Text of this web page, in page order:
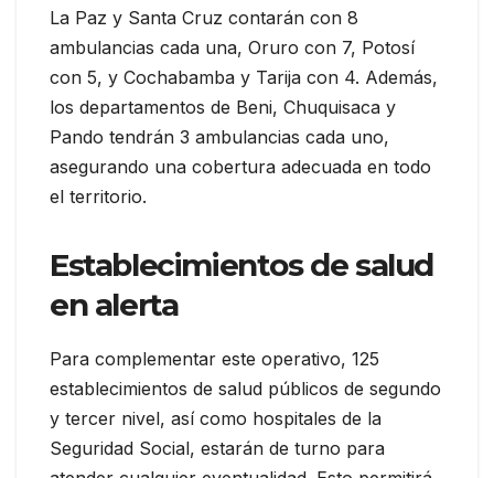
La Paz y Santa Cruz contarán con 8
ambulancias cada una, Oruro con 7, Potosí
con 5, y Cochabamba y Tarija con 4. Además,
los departamentos de Beni, Chuquisaca y
Pando tendrán 3 ambulancias cada uno,
asegurando una cobertura adecuada en todo
el territorio.
Establecimientos de salud
en alerta
Para complementar este operativo, 125
establecimientos de salud públicos de segundo
y tercer nivel, así como hospitales de la
Seguridad Social, estarán de turno para